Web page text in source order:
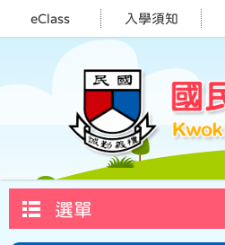
eClass 入學須知
選單